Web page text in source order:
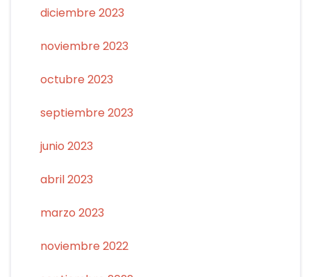
diciembre 2023
noviembre 2023
octubre 2023
septiembre 2023
junio 2023
abril 2023
marzo 2023
noviembre 2022